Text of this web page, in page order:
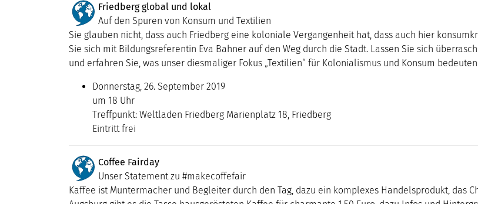
Friedberg global und lokal
Auf den Spuren von Konsum und Textilien
Sie glauben nicht, dass auch Friedberg eine koloniale Vergangenheit hat, dass auch hier
Sie sich mit Bildungsreferentin Eva Bahner auf den Weg durch die Stadt. Lassen Sie sich
und erfahren Sie, was unser diesmaliger Fokus „Textilien“ für Kolonialismus und Konsum
Donnerstag, 26. September 2019
um 18 Uhr
Treffpunkt: Weltladen Friedberg Marienplatz 18, Friedberg
Eintritt frei
Coffee Fairday
Unser Statement zu #makecoffefair
Kaffee ist Muntermacher und Begleiter durch den Tag, dazu ein komplexes Handelsprodukt, das